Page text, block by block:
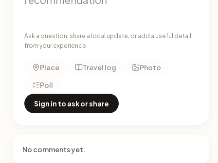
Ask a question, share a local update, or add a useful detail
from your experience.
Place Travel log
Photo
Poll
Sign in to ask or share
No comments yet.